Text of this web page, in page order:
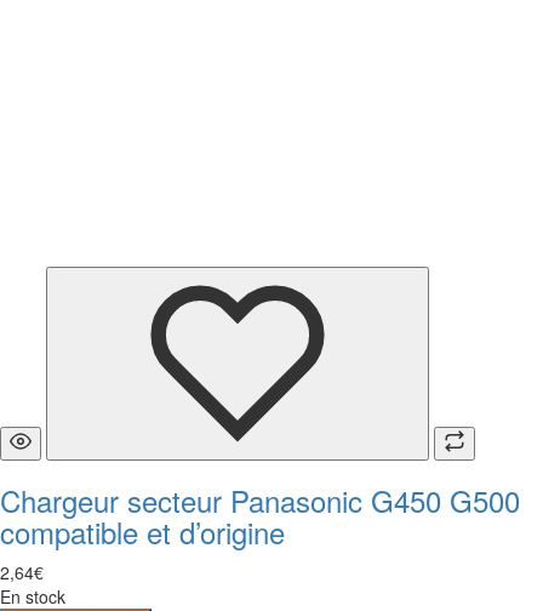
Chargeur secteur Panasonic G450 G500
compatible et d’origine
2,64€
En stock